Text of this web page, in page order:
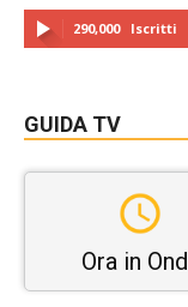
290,000 Iscritti
GUIDA TV
Ora in